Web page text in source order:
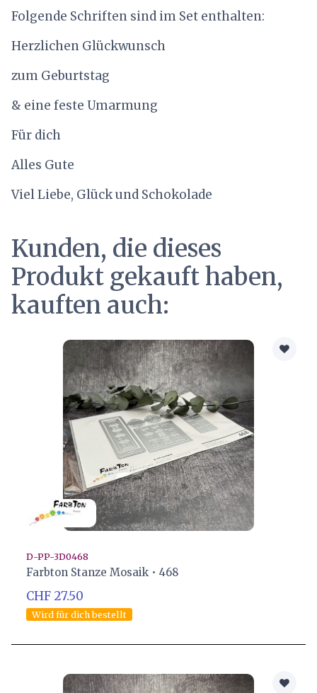
Folgende Schriften sind im Set enthalten:
Herzlichen Glückwunsch
zum Geburtstag
& eine feste Umarmung
Für dich
Alles Gute
Viel Liebe, Glück und Schokolade
Kunden, die dieses
Produkt gekauft haben,
kauften auch:
D-PP-3D0468
Farbton Stanze Mosaik • 468
CHF 27.50
Wird für dich bestellt